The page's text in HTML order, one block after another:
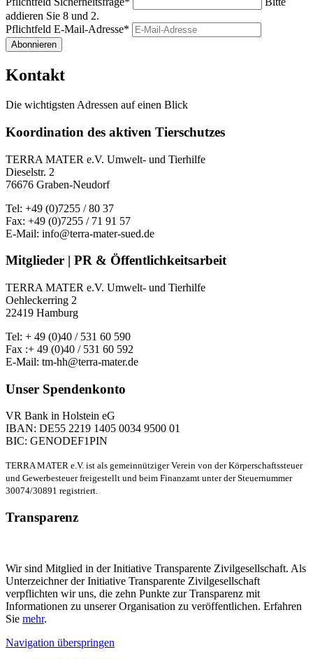
addieren Sie 8 und 2.
Pflichtfeld E-Mail-Adresse*
Abonnieren
Kontakt
Die wichtigsten Adressen auf einen Blick
Koordination des aktiven Tierschutzes
TERRA MATER e.V. Umwelt- und Tierhilfe
Dieselstr. 2
76676 Graben-Neudorf
Tel: +49 (0)7255 / 80 37
Fax: +49 (0)7255 / 71 91 57
E-Mail: info@terra-mater-sued.de
Mitglieder | PR & Öffentlichkeitsarbeit
TERRA MATER e.V. Umwelt- und Tierhilfe
Oehleckerring 2
22419 Hamburg
Tel: + 49 (0)40 / 531 60 590
Fax :+ 49 (0)40 / 531 60 592
E-Mail: tm-hh@terra-mater.de
Unser Spendenkonto
VR Bank in Holstein eG
IBAN: DE55 2219 1405 0034 9500 01
BIC: GENODEF1PIN
TERRA MATER e.V. ist als gemeinnütziger Verein von der Körperschaftssteuer
und Gewerbesteuer freigestellt und beim Finanzamt unter der Steuernummer
30074/30891 registriert.
Transparenz
Wir sind Mitglied in der Initiative Transparente Zivilgesellschaft. Als
Unterzeichner der Initiative Transparente Zivilgesellschaft
verpflichten wir uns, die zehn Punkte zur Transparenz mit
Informationen zu unserer Organisation zu veröffentlichen. Erfahren
Sie mehr.
Navigation überspringen